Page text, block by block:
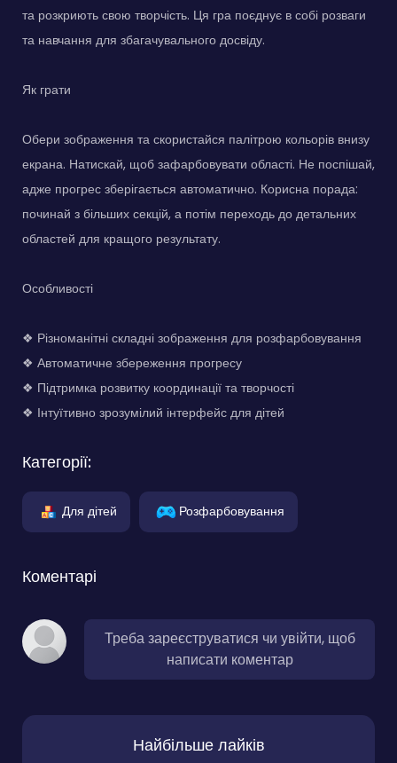
та розкриють свою творчість. Ця гра поєднує в собі розваги
та навчання для збагачувального досвіду.
Як грати
Обери зображення та скористайся палітрою кольорів внизу
екрана. Натискай, щоб зафарбовувати області. Не поспішай,
адже прогрес зберігається автоматично. Корисна порада:
починай з більших секцій, а потім переходь до детальних
областей для кращого результату.
Особливості
❖ Різноманітні складні зображення для розфарбовування
❖ Автоматичне збереження прогресу
❖ Підтримка розвитку координації та творчості
❖ Інтуїтивно зрозумілий інтерфейс для дітей
Категорії:
Для дітей Розфарбовування
Коментарі
Треба зареєструватися чи увійти, щоб
написати коментар
Найбільше лайків